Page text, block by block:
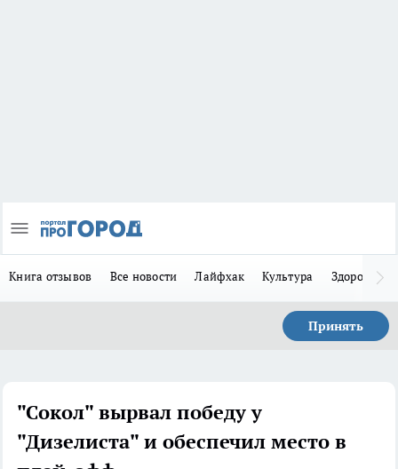
Книга отзывов Все новости Лайфхак Культура Здоровье
Принять
"Сокол" вырвал победу у
"Дизелиста" и обеспечил место в